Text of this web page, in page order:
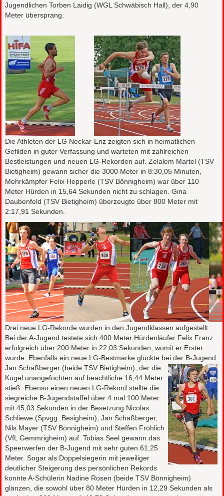
Jugendlichen Torben Laidig (WGL Schwäbisch Hall), der 4,90
Meter übersprang.
Die Athleten der LG Neckar-Enz zeigten sich in heimatlichen
Gefilden in guter Verfassung und warteten mit zahlreichen
Bestleistungen und neuen LG-Rekorden auf. Zelalem Martel (TSV
Bietigheim) gewann sicher die 3000 Meter in 8:30,05 Minuten,
Mehrkämpfer Felix Hepperle (TSV Bönnigheim) war über 110
Meter Hürden in 15,64 Sekunden nicht zu schlagen. Gina
Daubenfeld (TSV Bietigheim) überzeugte über 800 Meter mit
2:17,91 Sekunden.
Drei neue LG-Rekorde wurden in den Jugendklassen aufgestellt.
Bei der A-Jugend testete sich 400 Meter Hürdenläufer Felix Franz
erfolgreich über 200 Meter in 22,03 Sekunden, womit er Erster
wurde. Ebenfalls ein neue LG-Bestmarke glückte bei der B-Jugend
Jan Schaßberger (beide TSV Bietigheim), der die
Kugel unangefochten auf beachtliche 16,44 Meter
stieß. Ebenso einen neuen LG-Rekord stellte die
siegreiche B-Jugendstaffel über 4 mal 100 Meter
mit 45,03 Sekunden in der Besetzung Nicolas
Schliewe (Spvgg. Besigheim), Jan Schaßberger,
Nils Mayer (TSV Bönnigheim) und Steffen Fröhlich
(VfL Gemmrigheim) auf. Tobias Seel gewann das
Speerwerfen der B-Jugend mit sehr guten 61,25
Meter. Sogar als Doppelsiegerin mit jeweiliger
deutlicher Steigerung des persönlichen Rekords
konnte A-Schülerin Nadine Rosen (beide TSV Bönnigheim)
glänzen, die sowohl über 80 Meter Hürden in 12,29 Sekunden als